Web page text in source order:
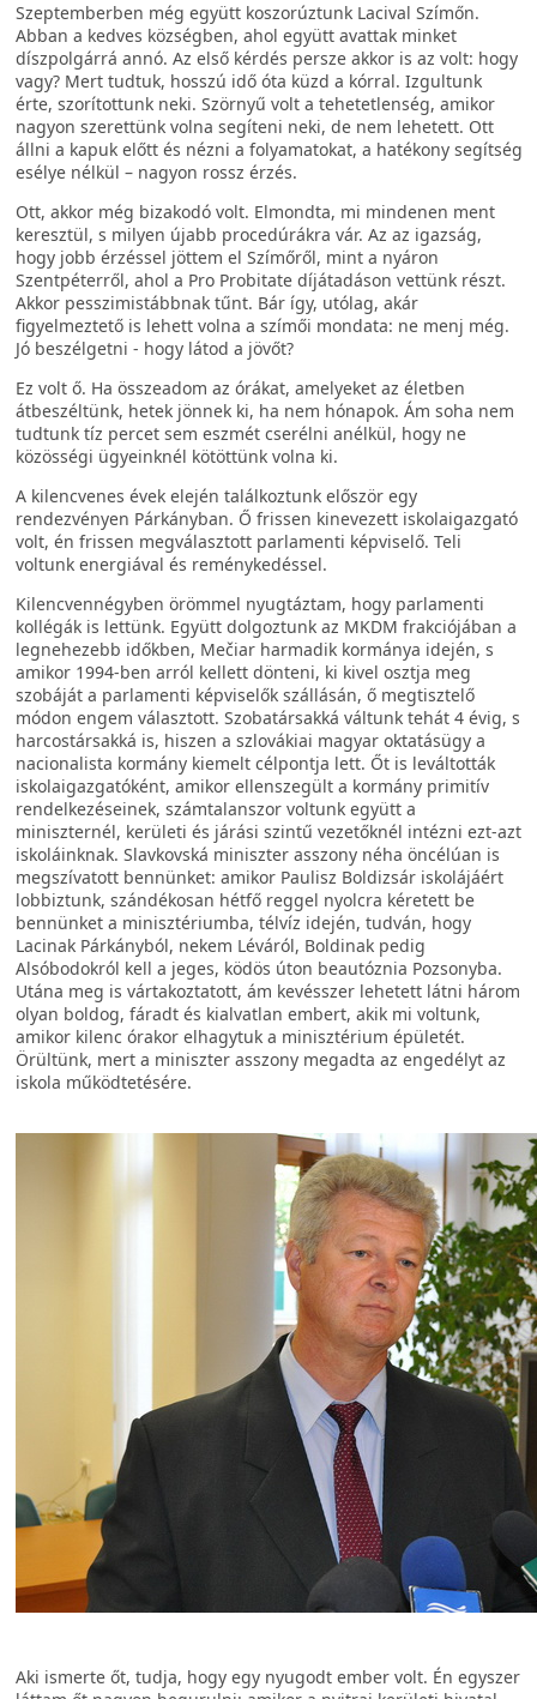
Szeptemberben még együtt koszorúztunk Lacival Szímőn.
Abban a kedves községben, ahol együtt avattak minket
díszpolgárrá annó. Az első kérdés persze akkor is az volt: hogy
vagy? Mert tudtuk, hosszú idő óta küzd a kórral. Izgultunk
érte, szorítottunk neki. Szörnyű volt a tehetetlenség, amikor
nagyon szerettünk volna segíteni neki, de nem lehetett. Ott
állni a kapuk előtt és nézni a folyamatokat, a hatékony segítség
esélye nélkül – nagyon rossz érzés.
Ott, akkor még bizakodó volt. Elmondta, mi mindenen ment
keresztül, s milyen újabb procedúrákra vár. Az az igazság,
hogy jobb érzéssel jöttem el Szímőről, mint a nyáron
Szentpéterről, ahol a Pro Probitate díjátadáson vettünk részt.
Akkor pesszimistábbnak tűnt. Bár így, utólag, akár
figyelmeztető is lehett volna a szímői mondata: ne menj még.
Jó beszélgetni - hogy látod a jövőt?
Ez volt ő. Ha összeadom az órákat, amelyeket az életben
átbeszéltünk, hetek jönnek ki, ha nem hónapok. Ám soha nem
tudtunk tíz percet sem eszmét cserélni anélkül, hogy ne
közösségi ügyeinknél kötöttünk volna ki.
A kilencvenes évek elején találkoztunk először egy
rendezvényen Párkányban. Ő frissen kinevezett iskolaigazgató
volt, én frissen megválasztott parlamenti képviselő. Teli
voltunk energiával és reménykedéssel.
Kilencvennégyben örömmel nyugtáztam, hogy parlamenti
kollégák is lettünk. Együtt dolgoztunk az MKDM frakciójában a
legnehezebb időkben, Mečiar harmadik kormánya idején, s
amikor 1994-ben arról kellett dönteni, ki kivel osztja meg
szobáját a parlamenti képviselők szállásán, ő megtisztelő
módon engem választott. Szobatársakká váltunk tehát 4 évig, s
harcostársakká is, hiszen a szlovákiai magyar oktatásügy a
nacionalista kormány kiemelt célpontja lett. Őt is leváltották
iskolaigazgatóként, amikor ellenszegült a kormány primitív
rendelkezéseinek, számtalanszor voltunk együtt a
miniszternél, kerületi és járási szintű vezetőknél intézni ezt-azt
iskoláinknak. Slavkovská miniszter asszony néha öncélúan is
megszívatott bennünket: amikor Paulisz Boldizsár iskolájáért
lobbiztunk, szándékosan hétfő reggel nyolcra kéretett be
bennünket a minisztériumba, télvíz idején, tudván, hogy
Lacinak Párkányból, nekem Léváról, Boldinak pedig
Alsóbodokról kell a jeges, ködös úton beautóznia Pozsonyba.
Utána meg is vártakoztatott, ám kevésszer lehetett látni három
olyan boldog, fáradt és kialvatlan embert, akik mi voltunk,
amikor kilenc órakor elhagytuk a minisztérium épületét.
Örültünk, mert a miniszter asszony megadta az engedélyt az
iskola működtetésére.
Aki ismerte őt, tudja, hogy egy nyugodt ember volt. Én egyszer